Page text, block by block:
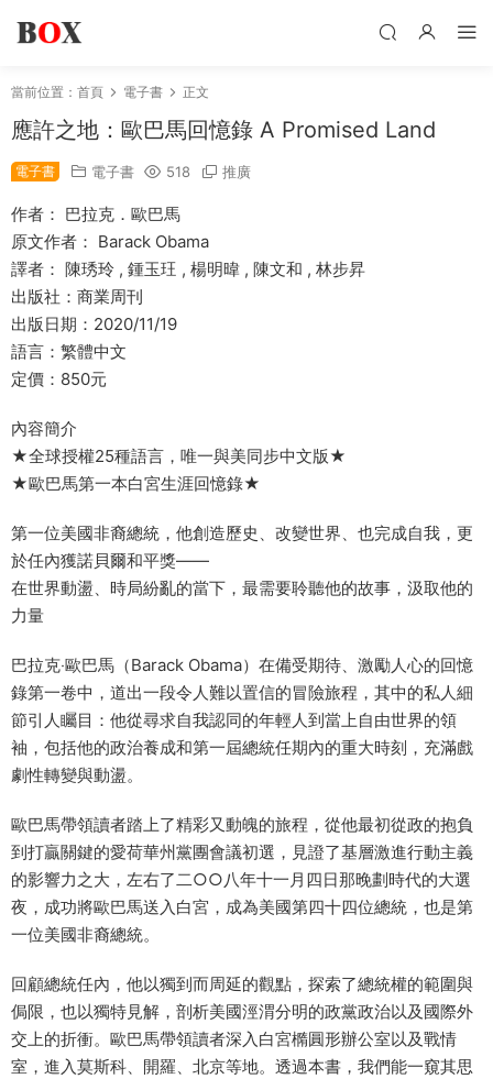
當前位置： 首頁 電子書 正文
應許之地：歐巴馬回憶錄 A Promised Land
電子書 電子書 518 推廣
作者： 巴拉克．歐巴馬
原文作者： Barack Obama
譯者： 陳琇玲 , 鍾玉玨 , 楊明暐 , 陳文和 , 林步昇
出版社：商業周刊
出版日期：2020/11/19
語言：繁體中文
定價：850元
內容簡介
★全球授權25種語言，唯一與美同步中文版★
★歐巴馬第一本白宮生涯回憶錄★
第一位美國非裔總統，他創造歷史、改變世界、也完成自我，更
於任內獲諾貝爾和平獎——
在世界動盪、時局紛亂的當下，最需要聆聽他的故事，汲取他的
力量
巴拉克‧歐巴馬（Barack Obama）在備受期待、激勵人心的回憶
錄第一卷中，道出一段令人難以置信的冒險旅程，其中的私人細
節引人矚目：他從尋求自我認同的年輕人到當上自由世界的領
袖，包括他的政治養成和第一屆總統任期內的重大時刻，充滿戲
劇性轉變與動盪。
歐巴馬帶領讀者踏上了精彩又動魄的旅程，從他最初從政的抱負
到打贏關鍵的愛荷華州黨團會議初選，見證了基層激進行動主義
的影響力之大，左右了二○○八年十一月四日那晚劃時代的大選
夜，成功將歐巴馬送入白宮，成為美國第四十四位總統，也是第
一位美國非裔總統。
回顧總統任內，他以獨到而周延的觀點，探索了總統權的範圍與
侷限，也以獨特見解，剖析美國涇渭分明的政黨政治以及國際外
交上的折衝。歐巴馬帶領讀者深入白宮橢圓形辦公室以及戰情
室，進入莫斯科、開羅、北京等地。透過本書，我們能一窺其思